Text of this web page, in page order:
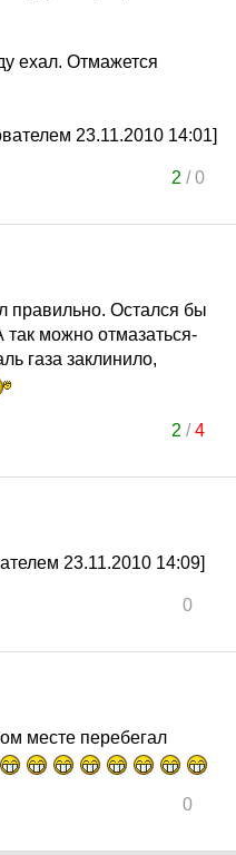
ехал. Отмажется
23.11.2010 14:01]
2 /0
правильно. Остался бы
можно отмазаться-
газа заклинило,
2 /4
23.11.2010 14:09]
0
месте перебегал
0